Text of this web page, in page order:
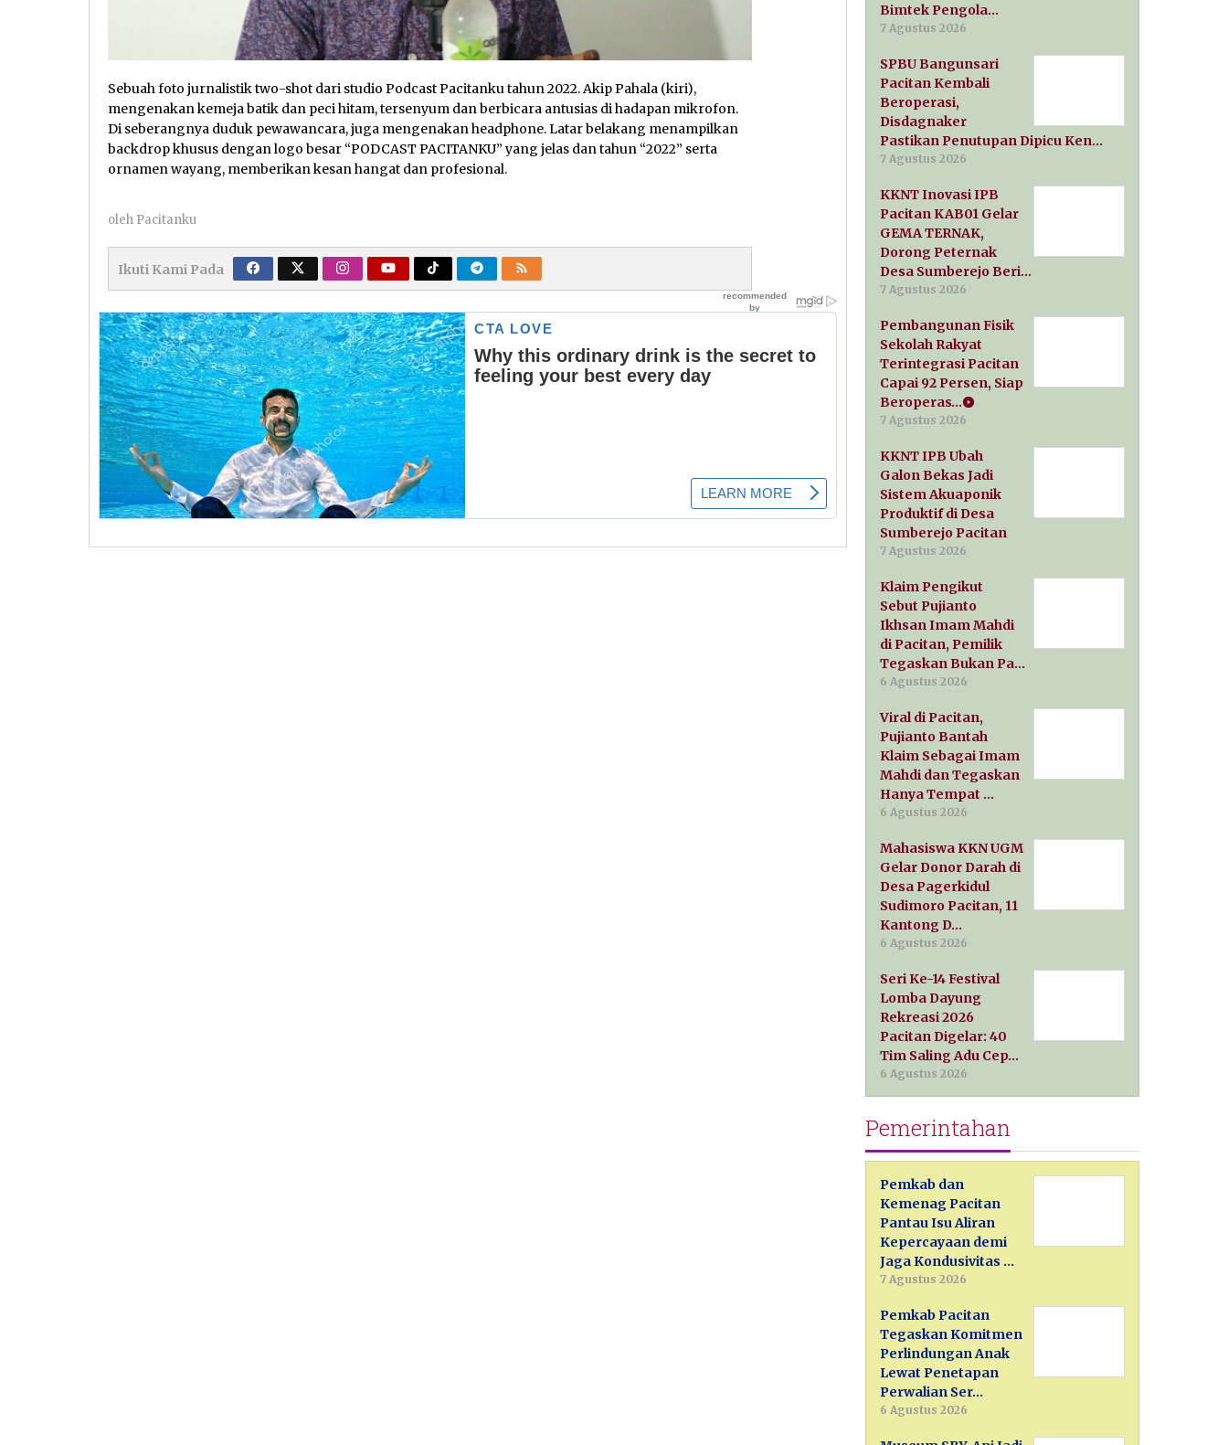
Sebuah foto jurnalistik two-shot dari studio Podcast Pacitanku tahun 2022. Akip Pahala (kiri),
mengenakan kemeja batik dan peci hitam, tersenyum dan berbicara antusias di hadapan mikrofon.
Di seberangnya duduk pewawancara, juga mengenakan headphone. Latar belakang menampilkan
backdrop khusus dengan logo besar “PODCAST PACITANKU” yang jelas dan tahun “2022” serta
ornamen wayang, memberikan kesan hangat dan profesional.
oleh Pacitanku
Ikuti Kami Pada
Bimtek Pengola…
7 Agustus 2026
SPBU Bangunsari
Pacitan Kembali
Beroperasi,
Disdagnaker
Pastikan Penutupan Dipicu Ken…
7 Agustus 2026
KKNT Inovasi IPB
Pacitan KAB01 Gelar
GEMA TERNAK,
Dorong Peternak
Desa Sumberejo Beri…
7 Agustus 2026
Pembangunan Fisik
Sekolah Rakyat
Terintegrasi Pacitan
Capai 92 Persen, Siap
Beroperas…
7 Agustus 2026
KKNT IPB Ubah
Galon Bekas Jadi
Sistem Akuaponik
Produktif di Desa
Sumberejo Pacitan
7 Agustus 2026
Klaim Pengikut
Sebut Pujianto
Ikhsan Imam Mahdi
di Pacitan, Pemilik
Tegaskan Bukan Pa…
6 Agustus 2026
Viral di Pacitan,
Pujianto Bantah
Klaim Sebagai Imam
Mahdi dan Tegaskan
Hanya Tempat …
6 Agustus 2026
Mahasiswa KKN UGM
Gelar Donor Darah di
Desa Pagerkidul
Sudimoro Pacitan, 11
Kantong D…
6 Agustus 2026
Seri Ke-14 Festival
Lomba Dayung
Rekreasi 2026
Pacitan Digelar: 40
Tim Saling Adu Cep…
6 Agustus 2026
Pemerintahan
Pemkab dan
Kemenag Pacitan
Pantau Isu Aliran
Kepercayaan demi
Jaga Kondusivitas …
7 Agustus 2026
Pemkab Pacitan
Tegaskan Komitmen
Perlindungan Anak
Lewat Penetapan
Perwalian Ser…
6 Agustus 2026